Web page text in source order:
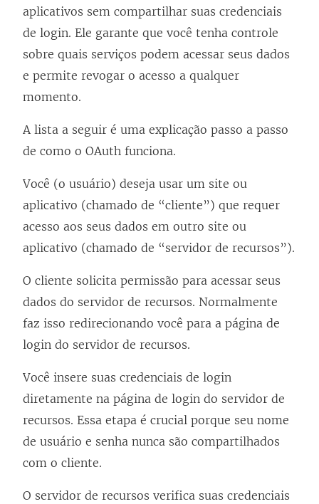
aplicativos sem compartilhar suas credenciais
de login. Ele garante que você tenha controle
sobre quais serviços podem acessar seus dados
e permite revogar o acesso a qualquer
momento.
A lista a seguir é uma explicação passo a passo
de como o OAuth funciona.
Você (o usuário) deseja usar um site ou
aplicativo (chamado de “cliente”) que requer
acesso aos seus dados em outro site ou
aplicativo (chamado de “servidor de recursos”).
O cliente solicita permissão para acessar seus
dados do servidor de recursos. Normalmente
faz isso redirecionando você para a página de
login do servidor de recursos.
Você insere suas credenciais de login
diretamente na página de login do servidor de
recursos. Essa etapa é crucial porque seu nome
de usuário e senha nunca são compartilhados
com o cliente.
O servidor de recursos verifica suas credenciais